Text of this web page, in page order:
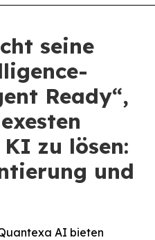
seine
Ready“,
zu lösen:
und
AI bieten